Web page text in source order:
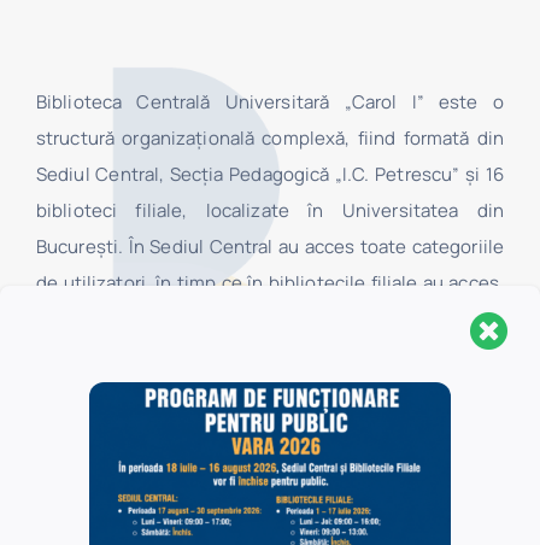
Biblioteca Centrală Universitară „Carol I” este o
structură organizaţională complexă, fiind formată din
Sediul Central, Secţia Pedagogică „I.C. Petrescu” şi 16
biblioteci filiale, localizate în Universitatea din
Bucureşti. În Sediul Central au acces toate categoriile
de utilizatori, în timp ce în bibliotecile filiale au acces,
la centrele de împrumut, numai studenţii şi cadrele
didactice ale facultăților Universității din București, iar
în sălile de lectură ale acestora au acces toate
categoriile de utilizatori.
Politica de confidențialitate
Politica de cookie-uri